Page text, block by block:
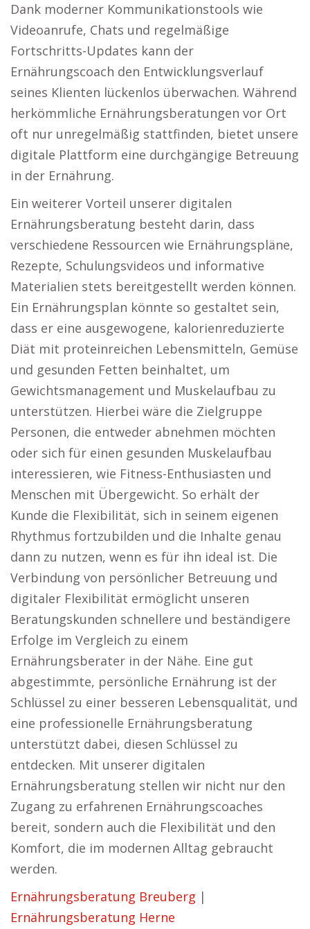
Dank moderner Kommunikationstools wie
Videoanrufe, Chats und regelmäßige
Fortschritts-Updates kann der
Ernährungscoach den Entwicklungsverlauf
seines Klienten lückenlos überwachen. Während
herkömmliche Ernährungsberatungen vor Ort
oft nur unregelmäßig stattfinden, bietet unsere
digitale Plattform eine durchgängige Betreuung
in der Ernährung.
Ein weiterer Vorteil unserer digitalen
Ernährungsberatung besteht darin, dass
verschiedene Ressourcen wie Ernährungspläne,
Rezepte, Schulungsvideos und informative
Materialien stets bereitgestellt werden können.
Ein Ernährungsplan könnte so gestaltet sein,
dass er eine ausgewogene, kalorienreduzierte
Diät mit proteinreichen Lebensmitteln, Gemüse
und gesunden Fetten beinhaltet, um
Gewichtsmanagement und Muskelaufbau zu
unterstützen. Hierbei wäre die Zielgruppe
Personen, die entweder abnehmen möchten
oder sich für einen gesunden Muskelaufbau
interessieren, wie Fitness-Enthusiasten und
Menschen mit Übergewicht. So erhält der
Kunde die Flexibilität, sich in seinem eigenen
Rhythmus fortzubilden und die Inhalte genau
dann zu nutzen, wenn es für ihn ideal ist. Die
Verbindung von persönlicher Betreuung und
digitaler Flexibilität ermöglicht unseren
Beratungskunden schnellere und beständigere
Erfolge im Vergleich zu einem
Ernährungsberater in der Nähe. Eine gut
abgestimmte, persönliche Ernährung ist der
Schlüssel zu einer besseren Lebensqualität, und
eine professionelle Ernährungsberatung
unterstützt dabei, diesen Schlüssel zu
entdecken. Mit unserer digitalen
Ernährungsberatung stellen wir nicht nur den
Zugang zu erfahrenen Ernährungscoaches
bereit, sondern auch die Flexibilität und den
Komfort, die im modernen Alltag gebraucht
werden.
Ernährungsberatung Breuberg |
Ernährungsberatung Herne